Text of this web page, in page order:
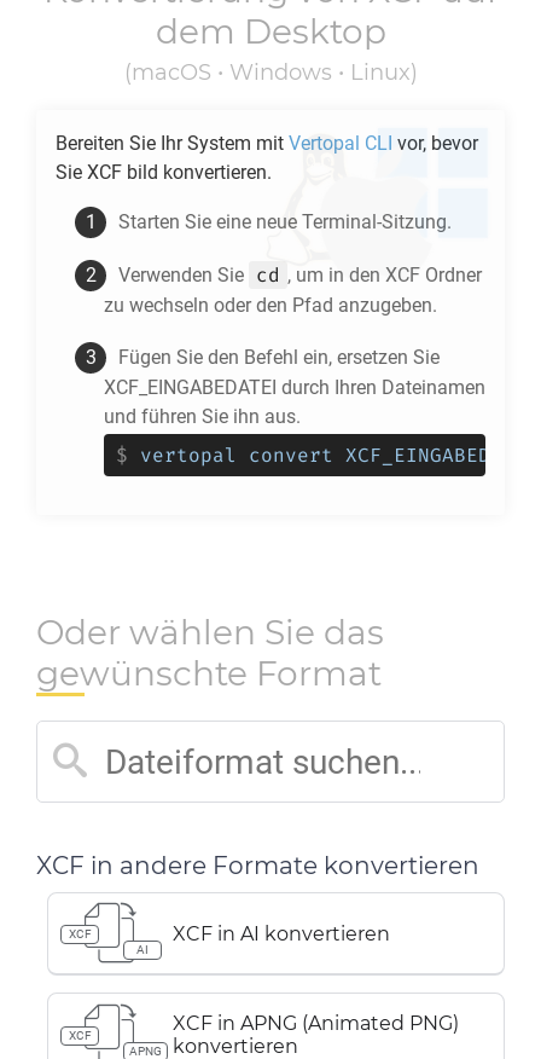
dem Desktop
(macOS • Windows • Linux)
Bereiten Sie Ihr System mit Vertopal CLI vor, bevor
Sie XCF bild konvertieren.
Starten Sie eine neue Terminal-Sitzung.
Verwenden Sie cd , um in den XCF Ordner
zu wechseln oder den Pfad anzugeben.
Fügen Sie den Befehl ein, ersetzen Sie
XCF_EINGABEDATEI durch Ihren Dateinamen
und führen Sie ihn aus.
$ vertopal convert
Oder wählen Sie das
gewünschte Format
XCF in andere Formate konvertieren
XCF
AI
XCF in AI konvertieren
XCF
APNG
XCF in APNG (Animated PNG)
konvertieren